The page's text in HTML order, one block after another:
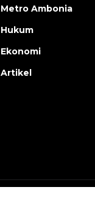
Metro Ambonia
Hukum
Ekonomi
Artikel